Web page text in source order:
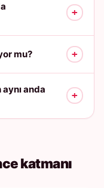
+
mu? +
anda
+
katmanı